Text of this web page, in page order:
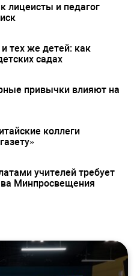
лицеисты и педагог
тех же детей: как
садах
привычки влияют на
коллеги
учителей требует
Минпросвещения